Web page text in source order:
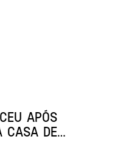
APÓS
CASA DE